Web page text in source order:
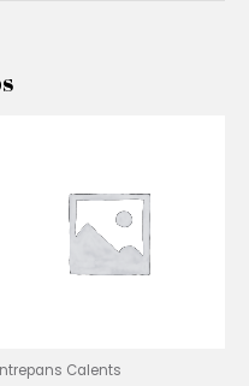
Calents